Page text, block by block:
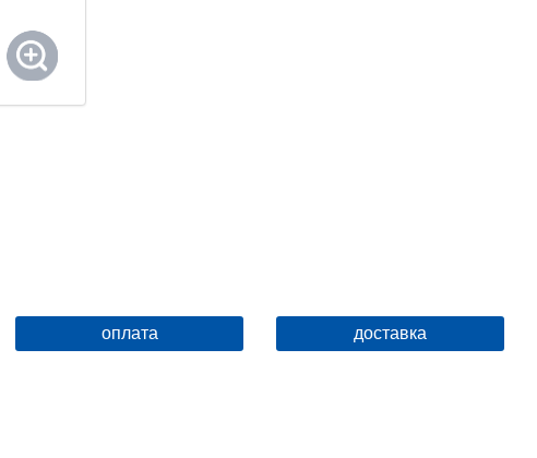
оплата доставка